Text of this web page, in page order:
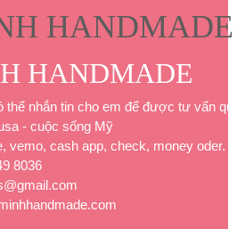
HANDMADE
HANDMADE
thể nhắn tin cho em để được tư vấn
- cuộc sống Mỹ
vemo, cash app, check, money oder.
8036